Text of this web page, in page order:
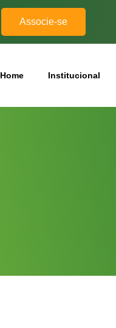
Associe-se
Home Institucional